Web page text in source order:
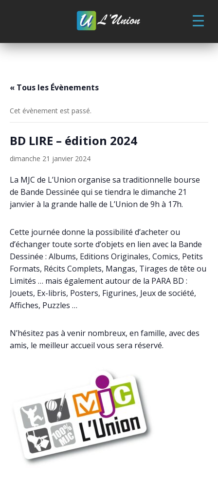
« Tous les Évènements
Cet évènement est passé.
BD LIRE – édition 2024
dimanche 21 janvier 2024
La MJC de L’Union organise sa traditionnelle bourse
de Bande Dessinée qui se tiendra le dimanche 21
janvier à la grande halle de L’Union de 9h à 17h.
Cette journée donne la possibilité d’acheter ou
d’échanger toute sorte d’objets en lien avec la Bande
Dessinée : Albums, Editions Originales, Comics, Petits
Formats, Récits Complets, Mangas, Tirages de tête ou
Limités … mais également autour de la PARA BD :
Jouets, Ex-libris, Posters, Figurines, Jeux de société,
Affiches, Puzzles …
N’hésitez pas à venir nombreux, en famille, avec des
amis, le meilleur accueil vous sera réservé.